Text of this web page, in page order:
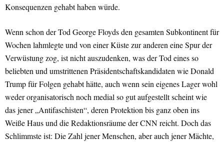
Konsequenzen gehabt haben würde.
Wenn schon der Tod George Floyds den gesamten Subkontinent für
Wochen lahmlegte und von einer Küste zur anderen eine Spur der
Verwüstung zog, ist nicht auszudenken, was der Tod eines so
beliebten und umstrittenen Präsidentschaftskandidaten wie Donald
Trump für Folgen gehabt hätte, auch wenn sein eigenes Lager wohl
weder organisatorisch noch medial so gut aufgestellt scheint wie
das jener „Antifaschisten“, deren Protektion bis ganz oben ins
Weiße Haus und die Redaktionsräume der CNN reicht. Doch das
Schlimmste ist: Die Zahl jener Menschen, aber auch jener Mächte,